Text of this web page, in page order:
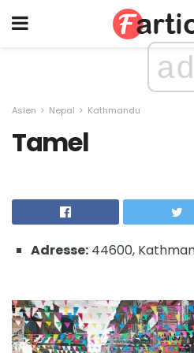
ad
Asien Nepal Kathmandu
Tamel
Adresse: 44600,